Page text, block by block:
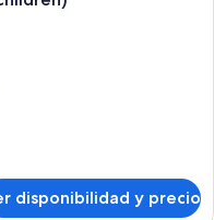
disponibilidad y precio